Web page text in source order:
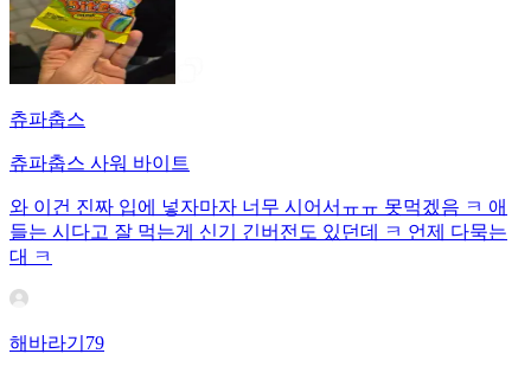
츄파춥스
츄파춥스 사워 바이트
와 이건 진짜 입에 넣자마자 너무 시어서ㅠㅠ 못먹겠음 ㅋ 애
들는 시다고 잘 먹는게 신기 긴버전도 있던데 ㅋ 언제 다묵는
대 ㅋ
해바라기79